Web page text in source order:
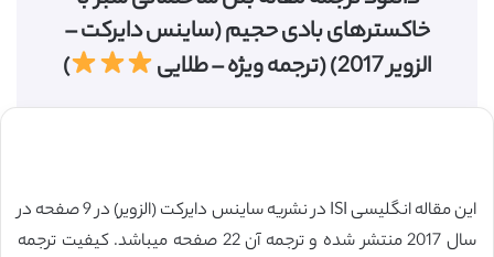
خاکسترهای بادی حجیم (ساینس دایرکت –
الزویر 2017) (ترجمه ویژه – طلایی
)
این مقاله انگلیسی ISI در نشریه ساینس دایرکت (الزویر) در 9 صفحه در
سال 2017 منتشر شده و ترجمه آن 22 صفحه میباشد. کیفیت ترجمه